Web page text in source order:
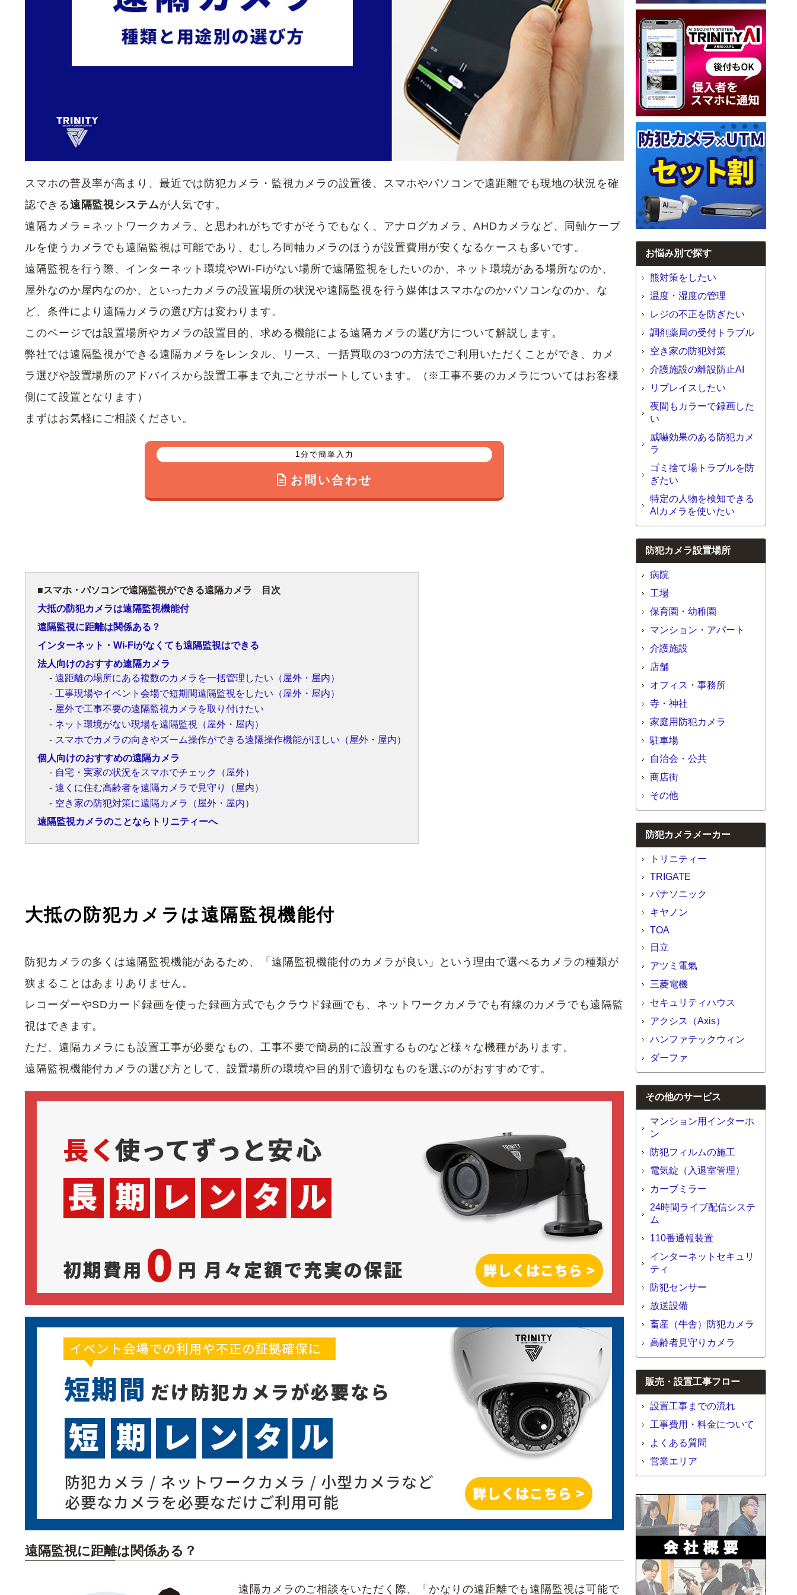
スマホの普及率が高まり、最近では防犯カメラ・監視カメラの設置後、スマホやパソコンで遠距離でも現地の状況を確
認できる遠隔監視システムが人気です。
遠隔カメラ＝ネットワークカメラ、と思われがちですがそうでもなく、アナログカメラ、AHDカメラなど、同軸ケーブ
ルを使うカメラでも遠隔監視は可能であり、むしろ同軸カメラのほうが設置費用が安くなるケースも多いです。
遠隔監視を行う際、インターネット環境やWi-Fiがない場所で遠隔監視をしたいのか、ネット環境がある場所なのか、
屋外なのか屋内なのか、といったカメラの設置場所の状況や遠隔監視を行う媒体はスマホなのかパソコンなのか、な
ど、条件により遠隔カメラの選び方は変わります。
このページでは設置場所やカメラの設置目的、求める機能による遠隔カメラの選び方について解説します。
弊社では遠隔監視ができる遠隔カメラをレンタル、リース、一括買取の3つの方法でご利用いただくことができ、カメ
ラ選びや設置場所のアドバイスから設置工事まで丸ごとサポートしています。（※工事不要のカメラについてはお客様
側にて設置となります）
まずはお気軽にご相談ください。
1分で簡単入力
お問い合わせ
スマホ・パソコンで遠隔監視ができる遠隔カメラ 目次
大抵の防犯カメラは遠隔監視機能付
遠隔監視に距離は関係ある？
インターネット・Wi-Fiがなくても遠隔監視はできる
法人向けのおすすめ遠隔カメラ
遠距離の場所にある複数のカメラを一括管理したい（屋外・屋内）
工事現場やイベント会場で短期間遠隔監視をしたい（屋外・屋内）
屋外で工事不要の遠隔監視カメラを取り付けたい
ネット環境がない現場を遠隔監視（屋外・屋内）
スマホでカメラの向きやズーム操作ができる遠隔操作機能がほしい（屋外・屋内）
個人向けのおすすめの遠隔カメラ
自宅・実家の状況をスマホでチェック（屋外）
遠くに住む高齢者を遠隔カメラで見守り（屋内）
空き家の防犯対策に遠隔カメラ（屋外・屋内）
遠隔監視カメラのことならトリニティーへ
大抵の防犯カメラは遠隔監視機能付
防犯カメラの多くは遠隔監視機能があるため、「遠隔監視機能付のカメラが良い」という理由で選べるカメラの種類が
狭まることはあまりありません。
レコーダーやSDカード録画を使った録画方式でもクラウド録画でも、ネットワークカメラでも有線のカメラでも遠隔監
視はできます。
ただ、遠隔カメラにも設置工事が必要なもの、工事不要で簡易的に設置するものなど様々な機種があります。
遠隔監視機能付カメラの選び方として、設置場所の環境や目的別で適切なものを選ぶのがおすすめです。
遠隔監視に距離は関係ある？
遠隔カメラのご相談をいただく際、「かなりの遠距離でも遠隔監視は可能で
お悩み別で探す
熊対策をしたい
温度・湿度の管理
レジの不正を防ぎたい
調剤薬局の受付トラブル
空き家の防犯対策
介護施設の離設防止AI
リプレイスしたい
夜間もカラーで録画した
い
威嚇効果のある防犯カメ
ラ
ゴミ捨て場トラブルを防
ぎたい
特定の人物を検知できる
AIカメラを使いたい
防犯カメラ設置場所
病院
工場
保育園・幼稚園
マンション・アパート
介護施設
店舗
オフィス・事務所
寺・神社
家庭用防犯カメラ
駐車場
自治会・公共
商店街
その他
防犯カメラメーカー
トリニティー
TRIGATE
パナソニック
キヤノン
TOA
日立
アツミ電氣
三菱電機
セキュリティハウス
アクシス（Axis）
ハンファテックウィン
ダーファ
その他のサービス
マンション用インターホ
ン
防犯フィルムの施工
電気錠（入退室管理）
カーブミラー
24時間ライブ配信システ
ム
110番通報装置
インターネットセキュリ
ティ
防犯センサー
放送設備
畜産（牛舎）防犯カメラ
高齢者見守りカメラ
販売・設置工事フロー
設置工事までの流れ
工事費用・料金について
よくある質問
営業エリア